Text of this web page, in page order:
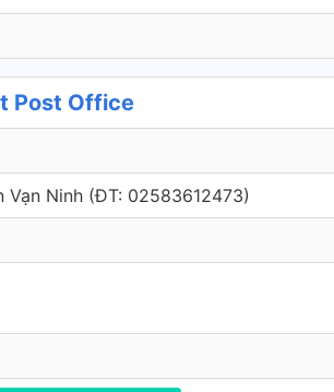
Post Office
Vạn Ninh (ÐT: 02583612473)